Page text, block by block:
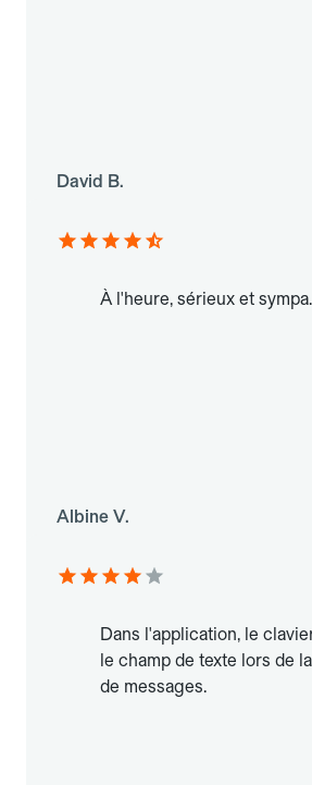
David B.
À l'heure, sérieux et sympa.
Albine V.
Dans l'application, le
le champ de texte lors de
de messages.